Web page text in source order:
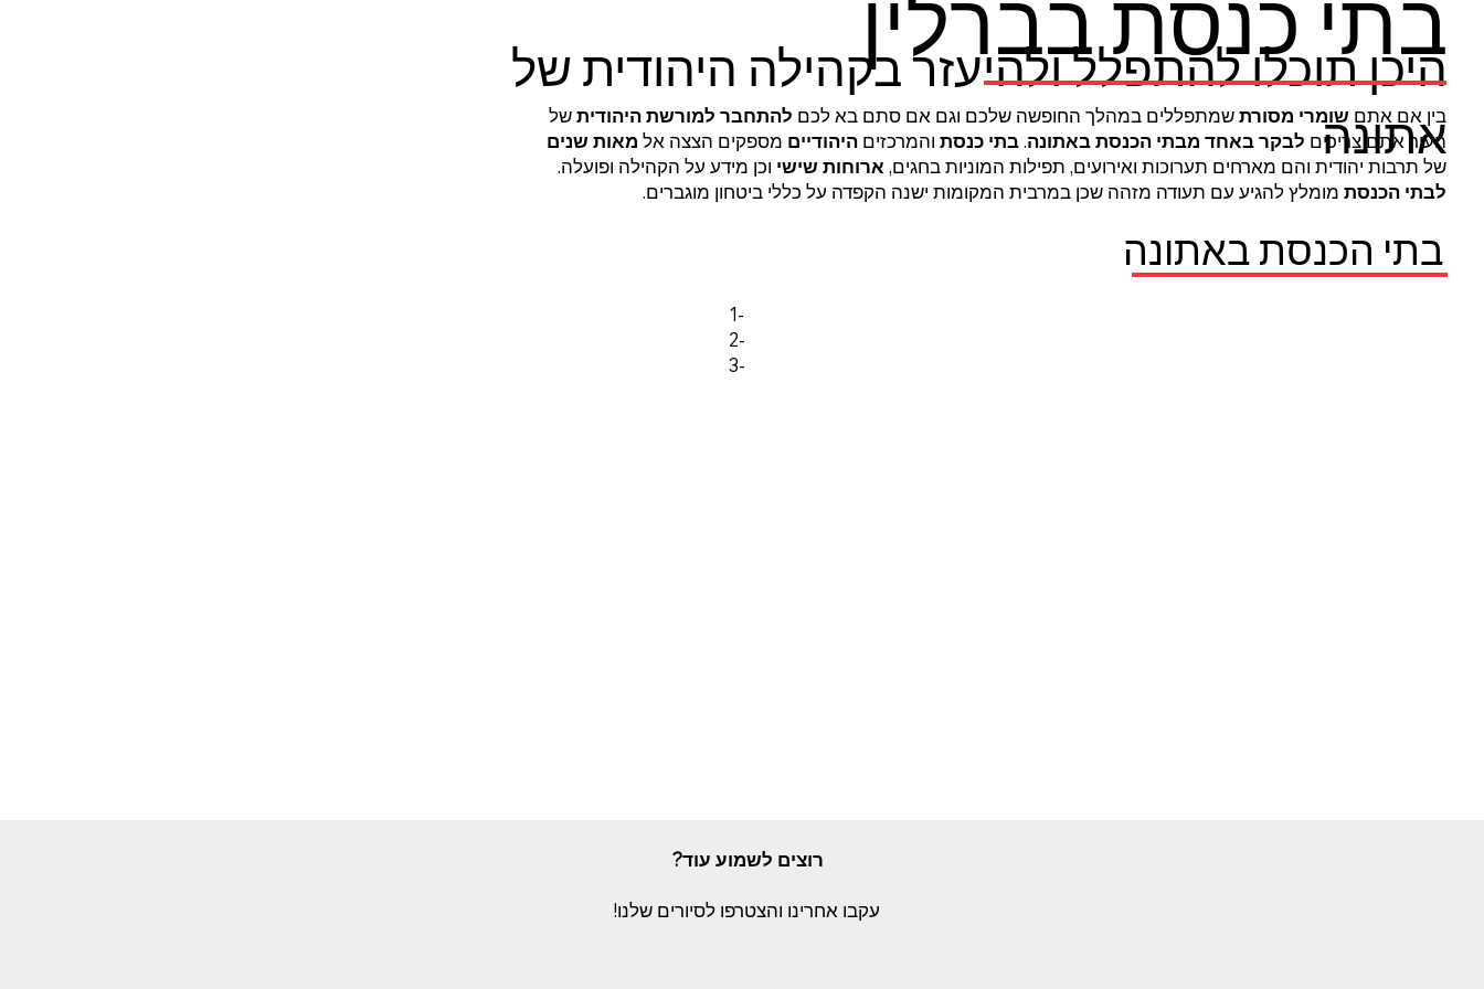
בתי כנסת בברלין
היכן תוכלו להתפלל ולהיעזר בקהילה היהודית של
אתונה
בין אם אתם שומרי מסורתשמתפללים במהלך החופשה שלכם וגם אם סתם בא לכם להתחבר למורשת היהודיתשל
העיר אתם צריכים לבקר באחד מבתי הכנסת באתונה.בתי כנסת והמרכזים היהודיים מספקים הצצה אל מאות שנים
של תרבות יהודית והם מארחים תערוכות ואירועים, תפילות המוניות בחגים, ארוחות שישי וכן מידע על הקהילה ופועלה.
לבתי הכנסתמומלץ להגיע עם תעודה מזהה שכן במרבית המקומות ישנה הקפדה על כללי ביטחון מוגברים.
רוצים לשמוע עוד?
עקבו אחרינו והצטרפו לסיורים שלנו!
בתי הכנסת באתונה
1-
2-
3-